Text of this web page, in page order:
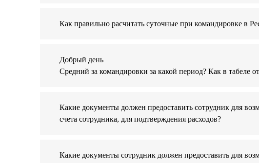
Как правильно расчитать суточные при командировке в
Добрый день
Средний за командировки за какой период? Как в табеле
Какие документы должен предоставить сотрудник для
счета сотрудника, для подтверждения расходов?
Какие документы сотрудник должен предоставить для